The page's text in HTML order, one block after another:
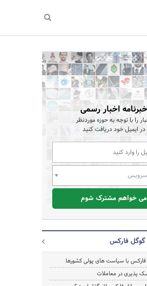
خبرنامه اخبار رسمی
را با توجه به حوزه موردنظر
در ایمیل خود دریافت کنید
سرویس
می خواهم مشترک شوم
گوگل فارکس
فارکس با سیاست های پولی کشورها
پذیری در معاملات